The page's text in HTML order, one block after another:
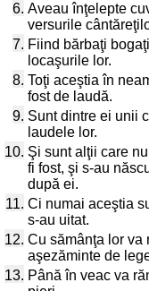
6. Aveau înţelepte
versurile
7. Fiind bărbaţi
locaşurile lor.
8. Toţi aceştia în
fost de laudă.
9. Sunt dintre ei unii
laudele lor.
10. Şi sunt alţii care
fi fost, şi s-au
după ei.
11. Ci numai aceştia
s-au uitat.
12. Cu sămânţa lor va
aşezăminte de
13. Până în veac va